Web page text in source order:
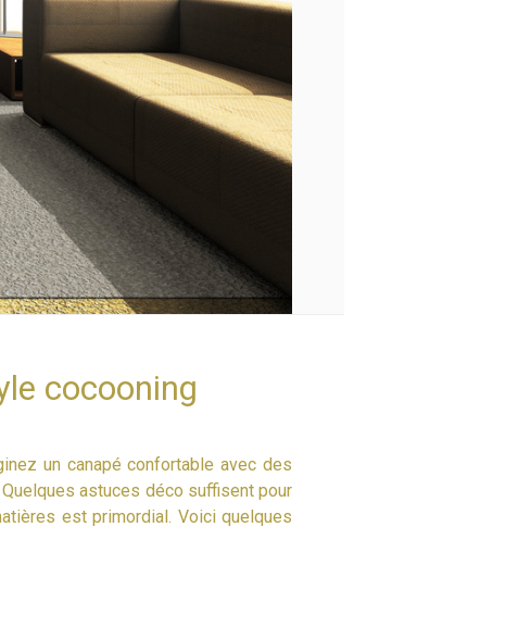
cocooning
un canapé confortable avec des
astuces déco suffisent pour
est primordial. Voici quelques